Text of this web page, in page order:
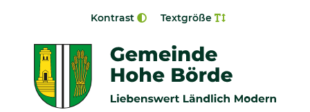
Kontrast Textgröße